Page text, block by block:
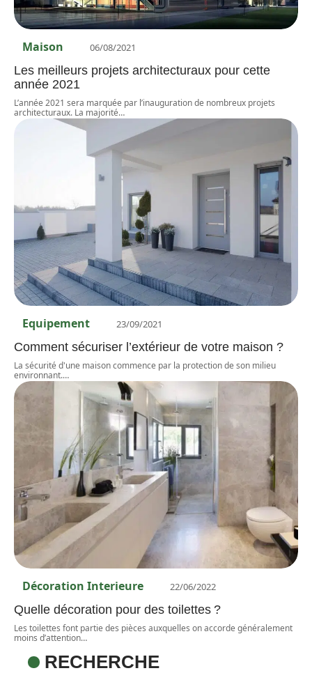
Maison 06/08/2021
Les meilleurs projets architecturaux pour cette
année 2021
L’année 2021 sera marquée par l’inauguration de nombreux projets
architecturaux. La majorité…
Equipement 23/09/2021
Comment sécuriser l’extérieur de votre maison ?
La sécurité d'une maison commence par la protection de son milieu
environnant.…
Décoration Interieure 22/06/2022
Quelle décoration pour des toilettes ?
Les toilettes font partie des pièces auxquelles on accorde généralement
moins d’attention…
RECHERCHE